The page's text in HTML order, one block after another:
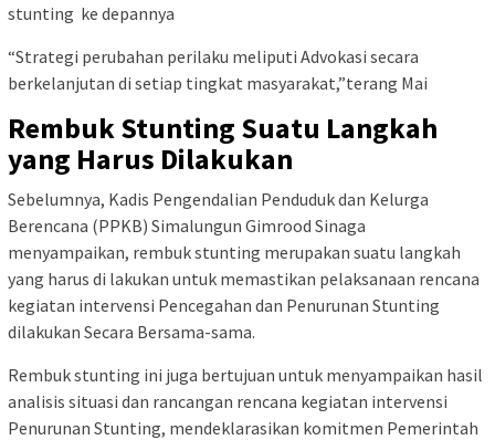
stunting ke depannya
“Strategi perubahan perilaku meliputi Advokasi secara
berkelanjutan di setiap tingkat masyarakat,”terang Mai
Rembuk Stunting Suatu Langkah
yang Harus Dilakukan
Sebelumnya, Kadis Pengendalian Penduduk dan Kelurga
Berencana (PPKB) Simalungun Gimrood Sinaga
menyampaikan, rembuk stunting merupakan suatu langkah
yang harus di lakukan untuk memastikan pelaksanaan rencana
kegiatan intervensi Pencegahan dan Penurunan Stunting
dilakukan Secara Bersama-sama.
Rembuk stunting ini juga bertujuan untuk menyampaikan hasil
analisis situasi dan rancangan rencana kegiatan intervensi
Penurunan Stunting, mendeklarasikan komitmen Pemerintah